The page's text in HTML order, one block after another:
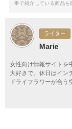
事で紹介している商品を
ライター
Marie
女性向け情報サイトを
大好きで、休日はイン
ドライフラワーが合う